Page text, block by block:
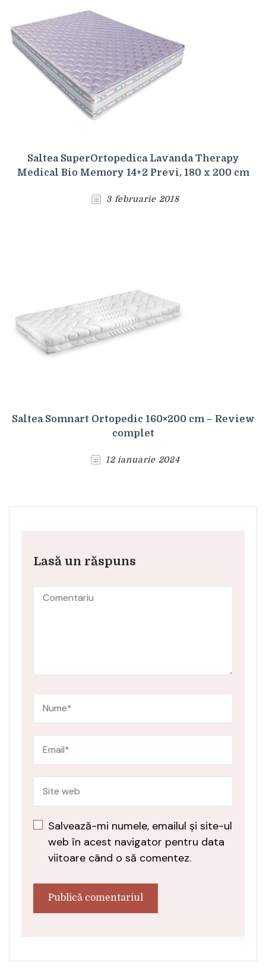
Saltea SuperOrtopedica Lavanda Therapy
Medical Bio Memory 14+2 Previ, 180 x 200 cm
3 februarie 2018
Saltea Somnart Ortopedic 160×200 cm – Review
complet
12 ianuarie 2024
Lasă un răspuns
Salvează-mi numele, emailul și site-ul
web în acest navigator pentru data
viitoare când o să comentez.